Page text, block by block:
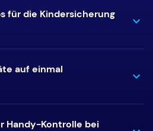
für die Kindersicherung
auf einmal
Handy-Kontrolle bei